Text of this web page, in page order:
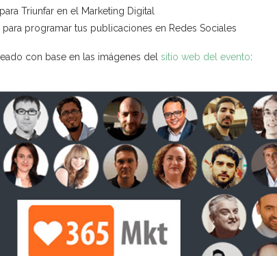
Triunfar en el Marketing Digital
programar tus publicaciones en Redes Sociales
con base en las imágenes del sitio web del evento: